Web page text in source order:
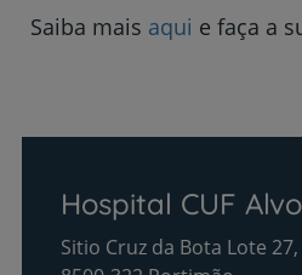
Saiba mais aqui e faça a
Hospital CUF
Sitio Cruz da Bota Lote